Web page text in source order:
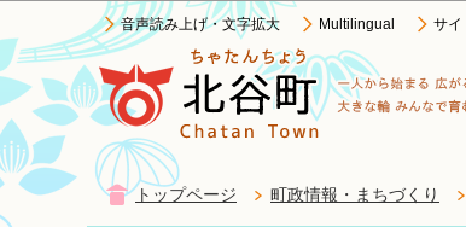
音声読み上げ・文字拡大 Multilingual サイ
トップページ 町政情報・まちづくり